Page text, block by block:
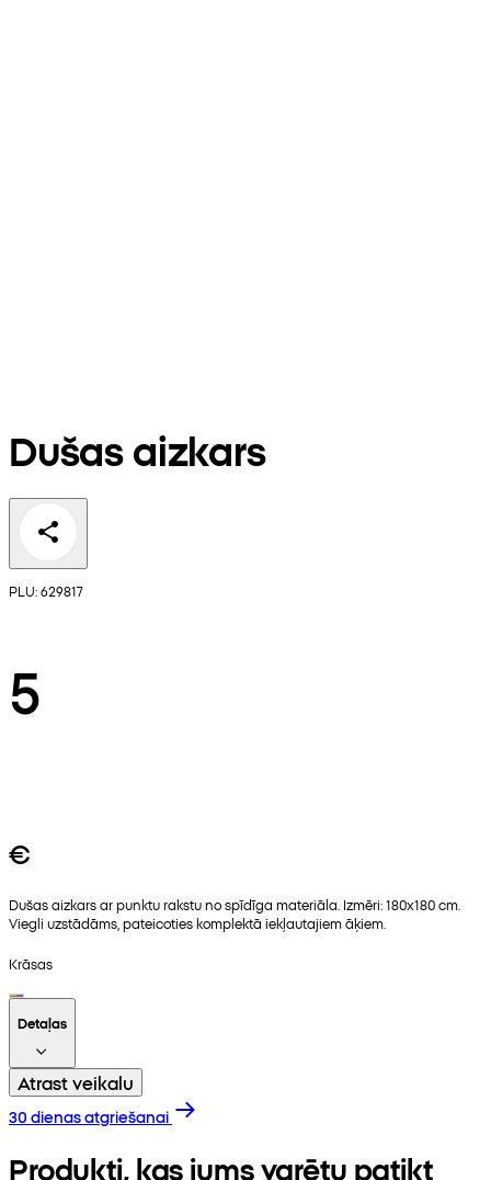
Dušas aizkars
PLU: 629817
5
€
Dušas aizkars ar punktu rakstu no spīdīga materiāla. Izmēri: 180x180 cm.
Viegli uzstādāms, pateicoties komplektā iekļautajiem āķiem.
Krāsas
Detaļas
Atrast veikalu
30 dienas atgriešanai
Produkti, kas jums varētu patikt